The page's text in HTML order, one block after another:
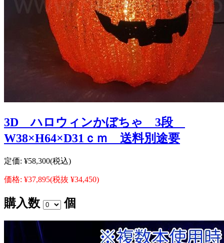
3D ハロウィンかぼちゃ 3段
W38×H64×D31ｃｍ 送料別途要
定価: ¥58,300(税込)
価格: ¥37,895(税抜 ¥34,450)
購入数 個